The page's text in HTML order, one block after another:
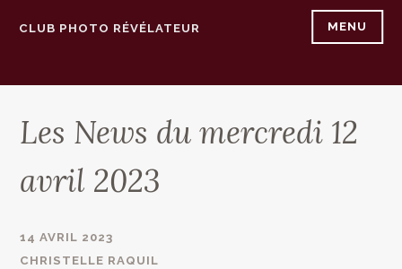
CLUB PHOTO RÉVÉLATEUR MENU
Les News du mercredi 12
avril 2023
14 AVRIL 2023
CHRISTELLE RAQUIL